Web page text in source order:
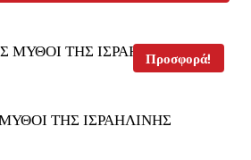
Προσφορά!
ΤΗΣ ΙΣΡΑΗΛΙΝΗΣ